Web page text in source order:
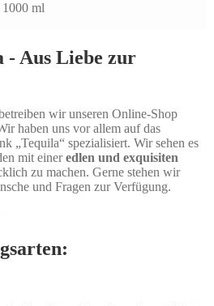
ml
- Aus Liebe zur
wir unseren Online-Shop
haben uns vor allem auf das
„Tequila“ spezialisiert. Wir sehen es
mit eineredlen und exquisiten
zu machen. Gerne stehen wir
und Fragen zur Verfügung.